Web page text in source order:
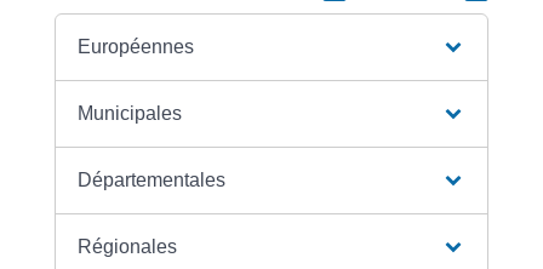
Européennes
Municipales
Départementales
Régionales